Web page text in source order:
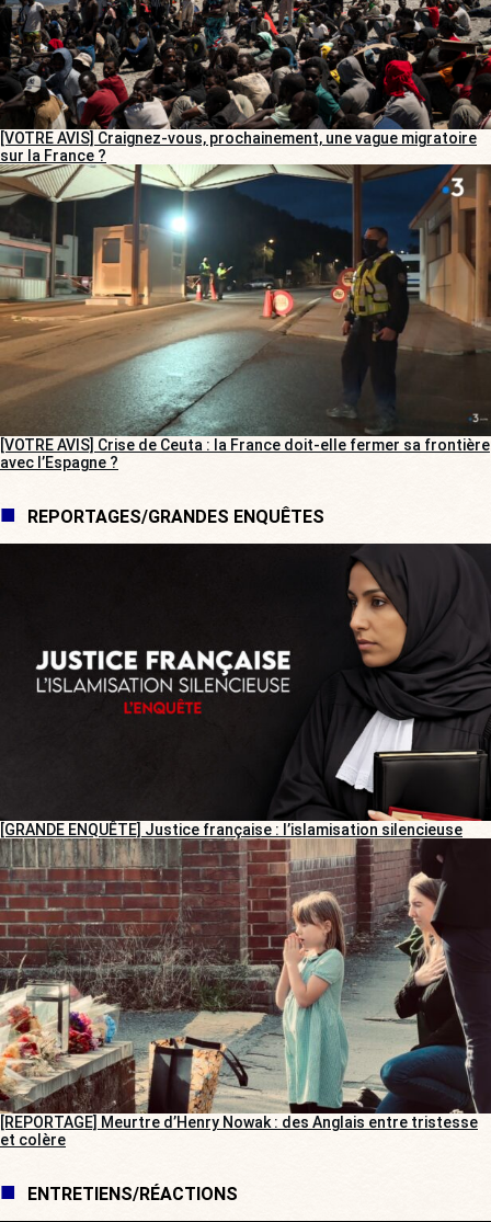
[VOTRE AVIS] Craignez-vous, prochainement, une vague migratoire
sur la France ?
[VOTRE AVIS] Crise de Ceuta : la France doit-elle fermer sa frontière
avec l’Espagne ?
REPORTAGES/GRANDES ENQUÊTES
[GRANDE ENQUÊTE] Justice française : l’islamisation silencieuse
[REPORTAGE] Meurtre d’Henry Nowak : des Anglais entre tristesse
et colère
ENTRETIENS/RÉACTIONS